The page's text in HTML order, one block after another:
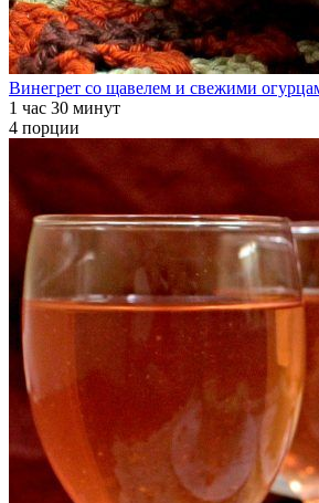
Винегрет со щавелем и свежими
1 час 30 минут
4 порции